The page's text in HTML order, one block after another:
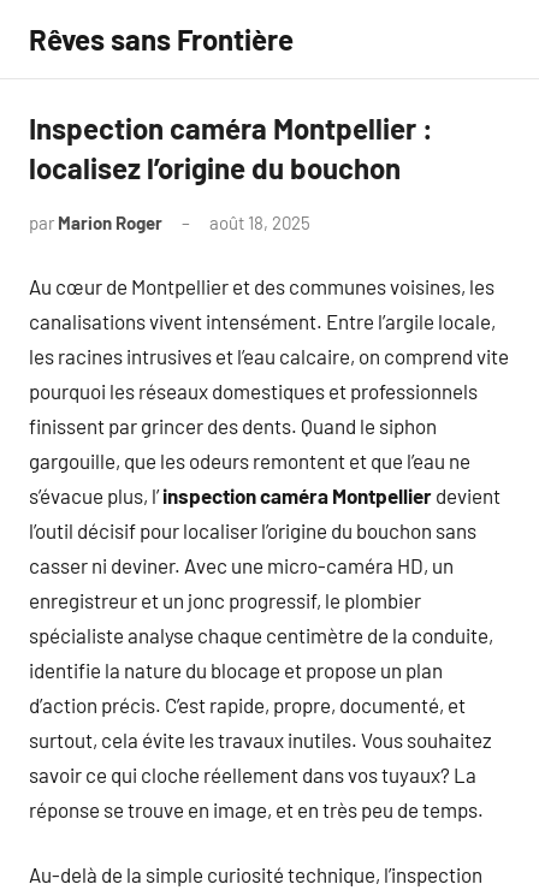
contenu
Rêves sans Frontière
Inspection caméra Montpellier :
localisez l’origine du bouchon
par Marion Roger août 18, 2025
Au cœur de Montpellier et des communes voisines, les
canalisations vivent intensément. Entre l’argile locale,
les racines intrusives et l’eau calcaire, on comprend vite
pourquoi les réseaux domestiques et professionnels
finissent par grincer des dents. Quand le siphon
gargouille, que les odeurs remontent et que l’eau ne
s’évacue plus, l’inspection caméra Montpellier devient
l’outil décisif pour localiser l’origine du bouchon sans
casser ni deviner. Avec une micro-caméra HD, un
enregistreur et un jonc progressif, le plombier
spécialiste analyse chaque centimètre de la conduite,
identifie la nature du blocage et propose un plan
d’action précis. C’est rapide, propre, documenté, et
surtout, cela évite les travaux inutiles. Vous souhaitez
savoir ce qui cloche réellement dans vos tuyaux? La
réponse se trouve en image, et en très peu de temps.
Au-delà de la simple curiosité technique, l’inspection